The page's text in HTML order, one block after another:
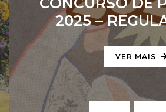
2025 –
VER MAIS